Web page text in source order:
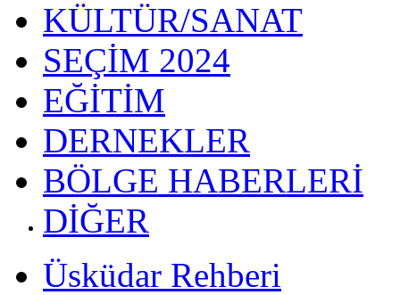
KÜLTÜR/SANAT
SEÇİM 2024
EĞİTİM
DERNEKLER
BÖLGE HABERLERİ
DİĞER
Üsküdar Rehberi